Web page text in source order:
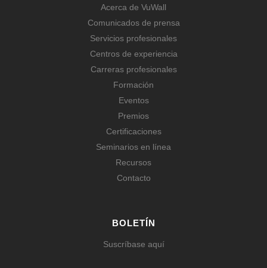
Acerca de VuWall
Comunicados de prensa
Servicios profesionales
Centros de experiencia
Carreras profesionales
Formación
Eventos
Premios
Certificaciones
Seminarios en línea
Recursos
Contacto
BOLETÍN
Suscríbase aquí